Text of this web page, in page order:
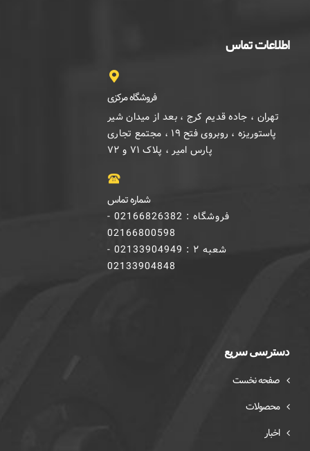
اطلاعات تماس
فروشگاه مرکزی
تهران ، جاده قدیم کرج ، بعد از میدان شیر
پاستوریزه ، روبروی فتح ۱۹ ، مجتمع تجاری
پارس امیر ، پلاک ۷۱ و ۷۲
شماره تماس
فروشگاه : 02166826382 -
02166800598
شعبه ۲ : 02133904949 -
02133904848
دسترسی سریع
صفحه نخست
محصولات
اخبار